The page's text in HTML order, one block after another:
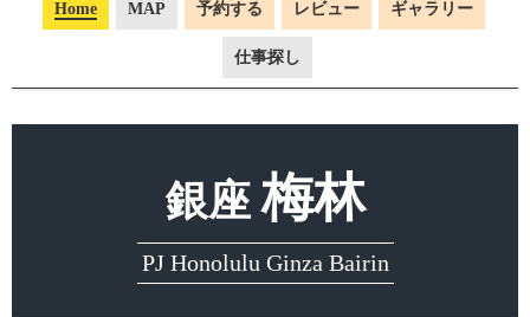
Home MAP 予約する レビュー ギャラリー
仕事探し
銀座梅林
PJ Honolulu Ginza Bairin